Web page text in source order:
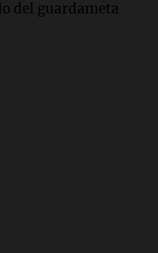
del guardameta